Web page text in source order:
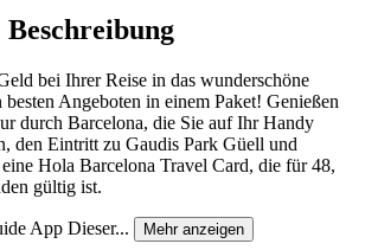
bei Ihrer Reise in das wunderschöne
Angeboten in einem Paket! Genießen
durch Barcelona, die Sie auf Ihr Handy
den Eintritt zu Gaudis Park Güell und
Hola Barcelona Travel Card, die für 48,
gültig ist.
App Dieser... Mehr anzeigen